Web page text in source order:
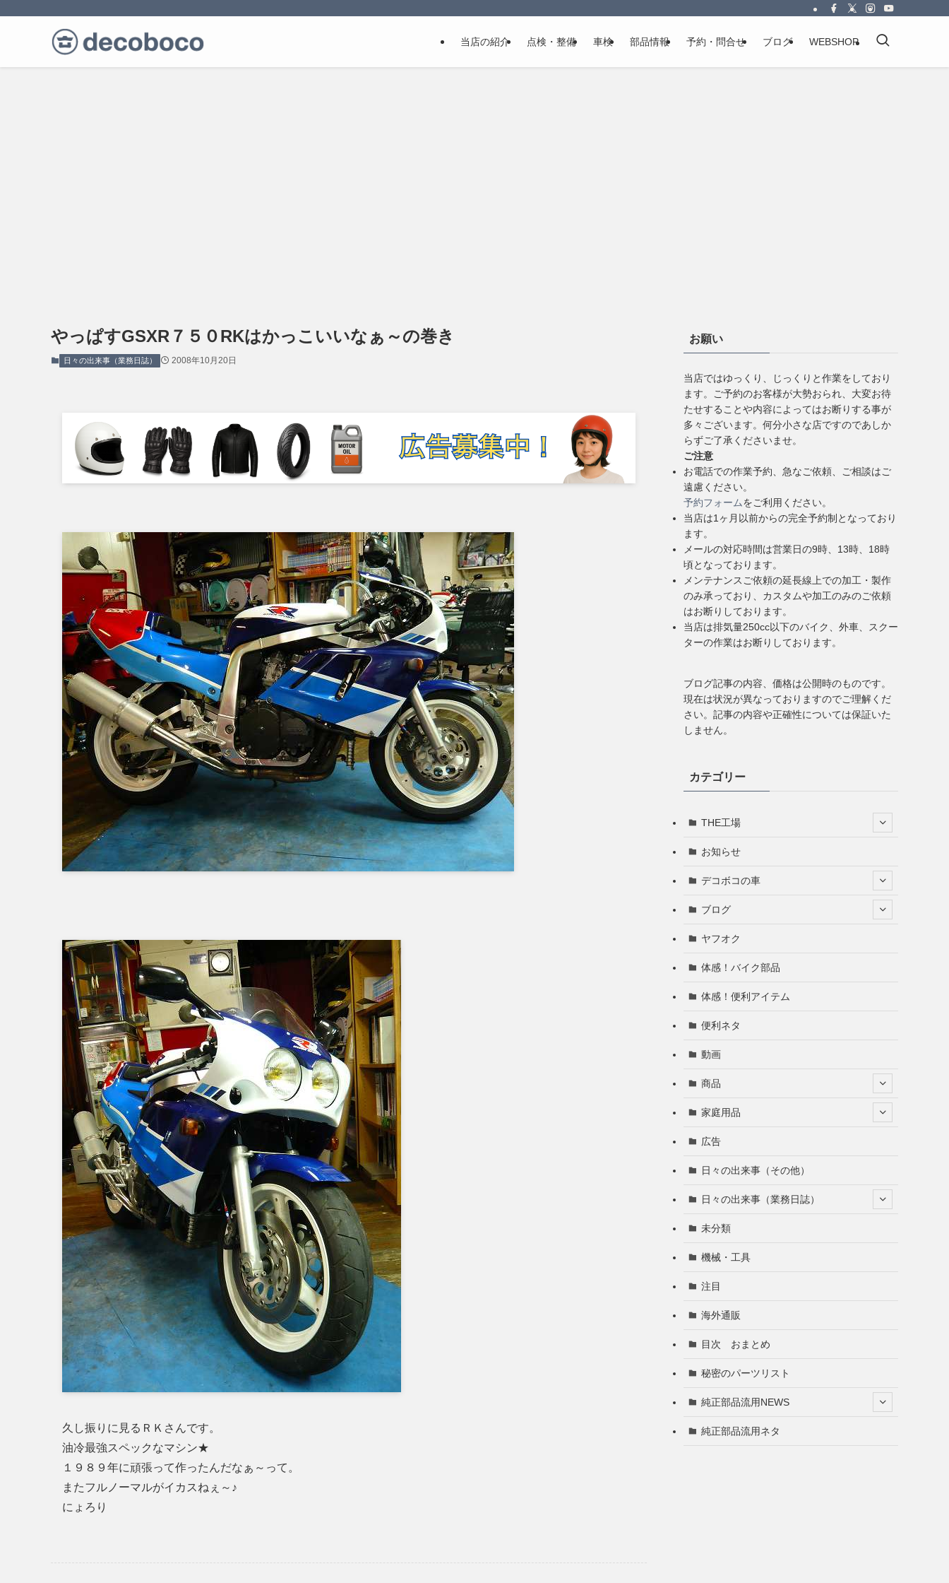
当店の紹介 点検・整備 車検 部品情報 予約・問合せ ブログ WEBSHOP
やっぱすGSXR７５０RKはかっこいいなぁ～の巻き
日々の出来事（業務日誌） 2008年10月20日
久し振りに見るＲＫさんです。
油冷最強スペックなマシン★
１９８９年に頑張って作ったんだなぁ～って。
またフルノーマルがイカスねぇ～♪
にょろり
お願い
当店ではゆっくり、じっくりと作業をしており
ます。ご予約のお客様が大勢おられ、大変お待
たせすることや内容によってはお断りする事が
多々ございます。何分小さな店ですのであしか
らずご了承くださいませ。
ご注意
お電話での作業予約、急なご依頼、ご相談はご
遠慮ください。
予約フォームをご利用ください。
当店は1ヶ月以前からの完全予約制となっており
ます。
メールの対応時間は営業日の9時、13時、18時
頃となっております。
メンテナンスご依頼の延長線上での加工・製作
のみ承っており、カスタムや加工のみのご依頼
はお断りしております。
当店は排気量250cc以下のバイク、外車、スクー
ターの作業はお断りしております。
ブログ記事の内容、価格は公開時のものです。
現在は状況が異なっておりますのでご理解くだ
さい。記事の内容や正確性については保証いた
しません。
カテゴリー
THE工場
お知らせ
デコボコの車
ブログ
ヤフオク
体感！バイク部品
体感！便利アイテム
便利ネタ
動画
商品
家庭用品
広告
日々の出来事（その他）
日々の出来事（業務日誌）
未分類
機械・工具
注目
海外通販
目次 おまとめ
秘密のパーツリスト
純正部品流用NEWS
純正部品流用ネタ